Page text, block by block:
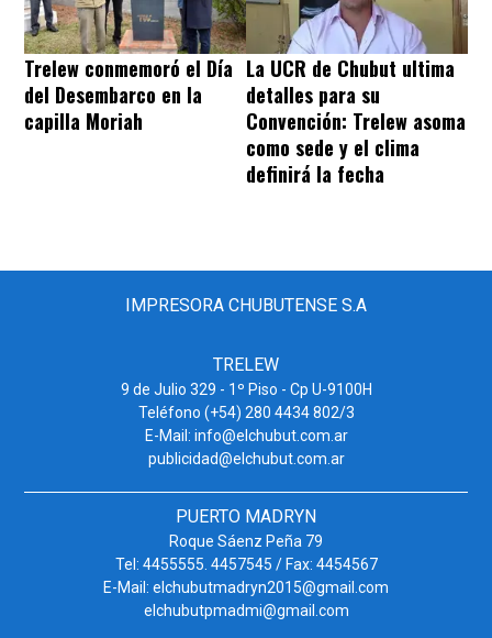
Trelew conmemoró el Día
del Desembarco en la
capilla Moriah
La UCR de Chubut ultima
detalles para su
Convención: Trelew asoma
como sede y el clima
definirá la fecha
IMPRESORA CHUBUTENSE S.A
TRELEW
9 de Julio 329 - 1º Piso - Cp U-9100H
Teléfono (+54) 280 4434 802/3
E-Mail: info@elchubut.com.ar
publicidad@elchubut.com.ar
PUERTO MADRYN
Roque Sáenz Peña 79
Tel: 4455555. 4457545 / Fax: 4454567
E-Mail: elchubutmadryn2015@gmail.com
elchubutpmadmi@gmail.com